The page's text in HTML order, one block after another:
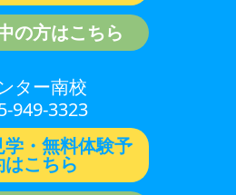
の方はこちら
ター南校
949-3323
・無料体験予
はこちら